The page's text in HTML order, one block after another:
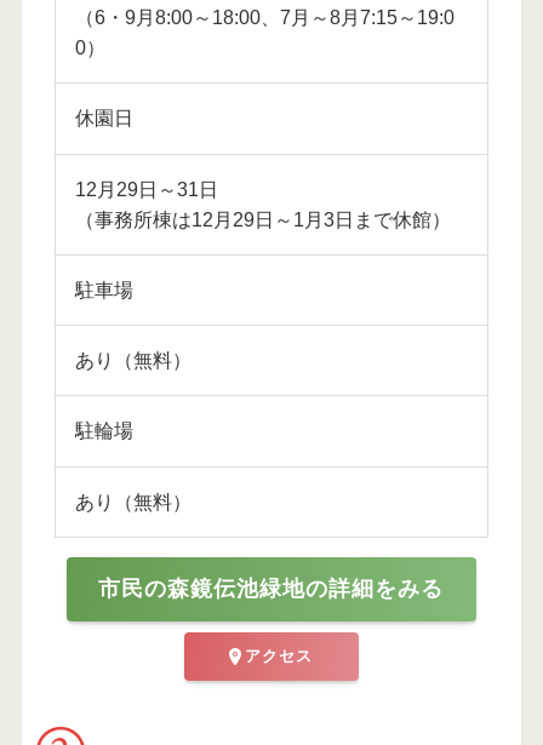
（6・9月8:00～18:00、7月～8月7:15～19:0
0）
休園日
12月29日～31日
（事務所棟は12月29日～1月3日まで休館）
駐車場
あり（無料）
駐輪場
あり（無料）
市民の森鏡伝池緑地の詳細をみる
アクセス